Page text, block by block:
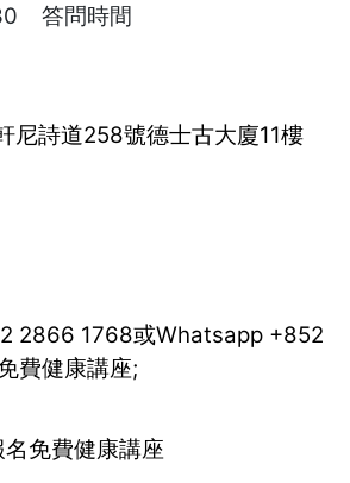
答問時間
尼詩道258號德士古大廈11樓
2866 1768或Whatsapp +852
費健康講座;
免費健康講座